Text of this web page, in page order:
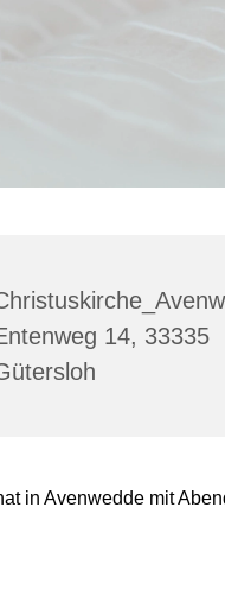
14, 33335
in Avenwedde mit